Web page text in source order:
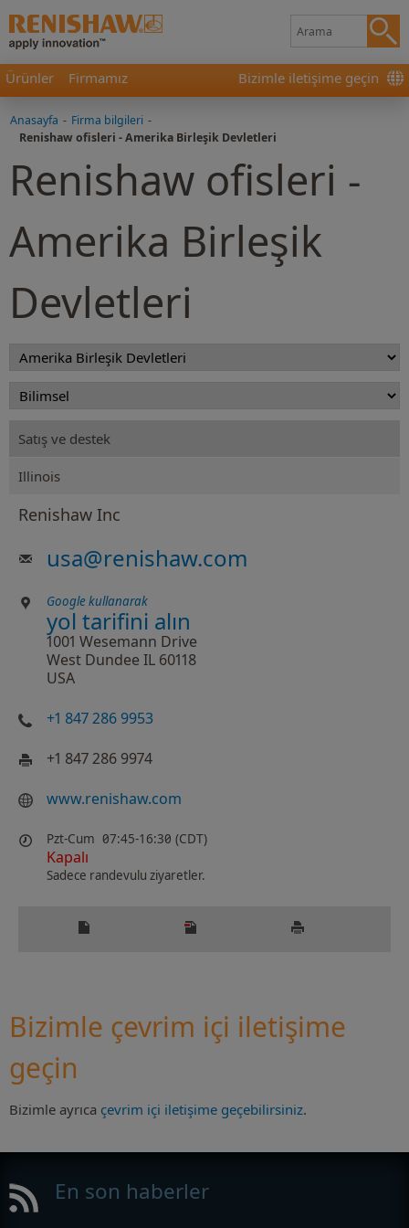
Ürünler Firmamız Bizimle iletişime geçin
Anasayfa - Firma bilgileri -
Renishaw ofisleri - Amerika Birleşik Devletleri
Renishaw ofisleri -
Amerika Birleşik
Devletleri
Satış ve destek
Illinois
Renishaw Inc
usa@renishaw.com
Google kullanarak
yol tarifini alın
1001 Wesemann Drive
West Dundee IL 60118
USA
+1 847 286 9953
+1 847 286 9974
www.renishaw.com
Pzt-Cum 07:45-16:30 (CDT)
Kapalı
Sadece randevulu ziyaretler.
Bizimle çevrim içi iletişime
geçin
Bizimle ayrıca çevrim içi iletişime geçebilirsiniz.
En son haberler